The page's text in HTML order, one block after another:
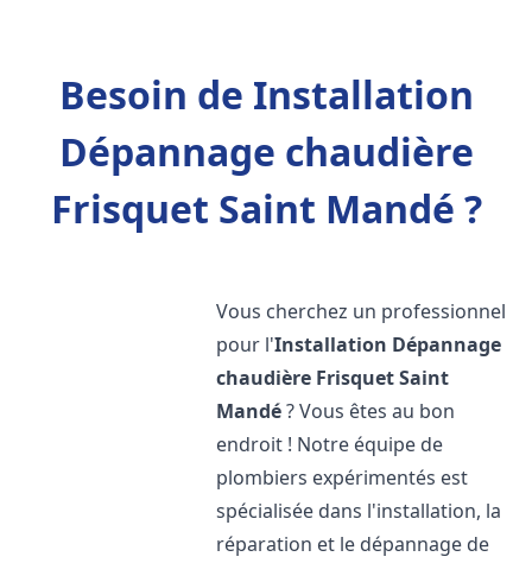
Besoin de Installation
Dépannage chaudière
Frisquet Saint Mandé ?
Vous cherchez un professionnel
pour l'Installation Dépannage
chaudière FrisquetSaint
Mandé? Vous êtes au bon
endroit ! Notre équipe de
plombiers expérimentés est
spécialisée dans l'installation, la
réparation et le dépannage de